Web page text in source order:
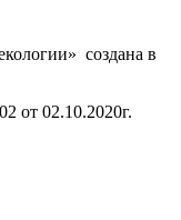
создана в
от 02.10.2020г.